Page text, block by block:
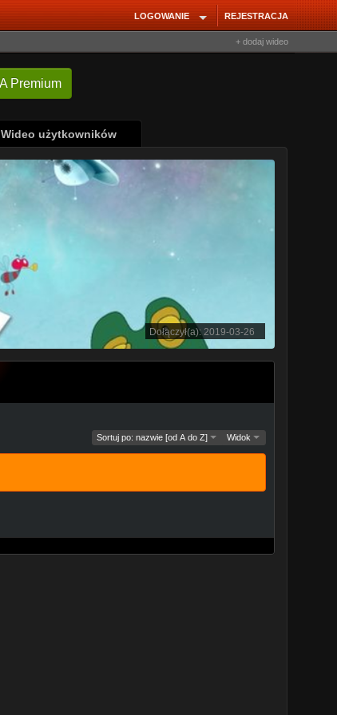
LOGOWANIE REJESTRACJA
+ dodaj wideo
Wideo użytkowników
Dołączył(a): 2019-03-26
Sortuj po: nazwie [od A do Z] Widok